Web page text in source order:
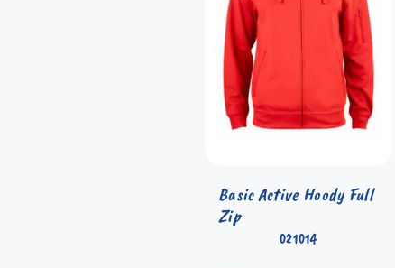
021014
Basic Active Hoody Full
Zip